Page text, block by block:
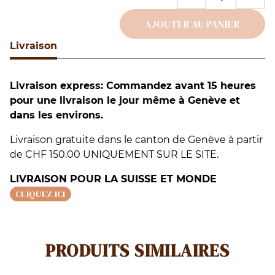
Livraison
Livraison express: Commandez avant 15 heures
pour une livraison le jour même à Genève et
dans les environs.
Livraison gratuite dans le canton de Genève à partir
de CHF 150.00 UNIQUEMENT SUR LE SITE.
LIVRAISON POUR LA SUISSE ET MONDE
CLIQUEZ ICI
AJOUTER AU PANIER
Alternative:
PRODUITS SIMILAIRES